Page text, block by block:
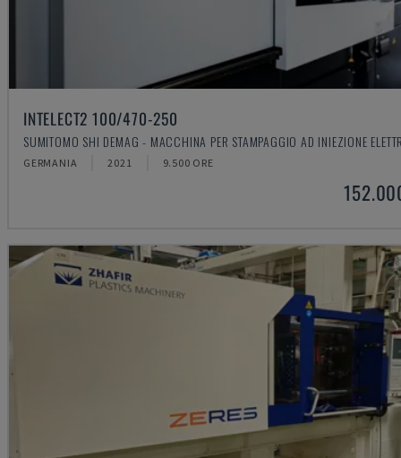
INTELECT2 100/470-250
SUMITOMO SHI DEMAG - MACCHINA PER STAMPAGGIO AD INIEZIONE
GERMANIA 2021 9.500 ORE